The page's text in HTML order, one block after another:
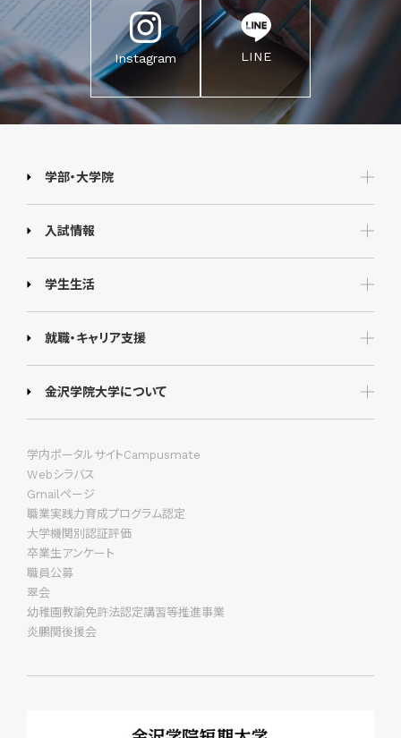
Instagram LINE
学部・大学院
入試情報
学生生活
就職・キャリア支援
金沢学院大学について
学内ポータルサイトCampusmate
Webシラバス
Gmailページ
職業実践力育成プログラム認定
大学機関別認証評価
卒業生アンケート
職員公募
翠会
幼稚園教諭免許法認定講習等推進事業
炎鵬関後援会